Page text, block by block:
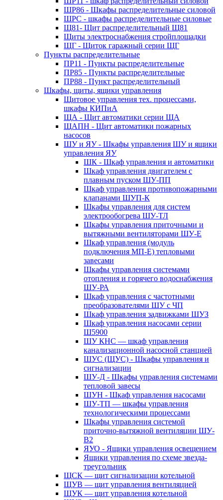
ШР86 - Шкафы распределительные силовой
ШРС - шкафы распределительные силовые
Щ81- Щит распределительный Щ81
Щиты электроснабжения стройплощадки
ЩГ - Щиток гаражный серии ЩГ
Пункты распределительные
ПР11 - Пункты распределительные
ПР85 - Пункты распределительные
ПР88 - Пункт распределительный
Шкафы, щиты, ящики управления
Щитовое управления тех. процессами,
шкафы КИПиА
ЩА - Щит автоматики серии ЩА
ЩАПН - Щит автоматики пожарных
насосов
ШУ и ЯУ - Шкафы управления ШУ и ящики
управления ЯУ
ШК - Шкаф управления и автоматики
Шкаф управления двигателем с
плавным пуском ШУ-ПП
Шкаф управления противопожарными
клапанами ШУП-К
Шкафы управления для систем
электрообогрева ШУ-ТЛ
Шкафы управления приточными и
вытяжными вентиляторами ШУ-Е
Шкаф управления (модуль
подключения МП-Е) тепловыми
завесами
Шкафы управления системами
отопления и горячего водоснабжения
ШУ-РА
Шкаф управления с частотными
преобразователями ШУ с ЧП
Шкаф управления задвижками ШУЗ
Шкаф управления насосами серии
Ш5900
ШУ КНС — шкаф управления
канализационной насосной станцией
ШУС (ЩУС) - Шкафы управления и
сигнализации
ШУ-Д - Шкафы управления системами
тепловой завесы
ШУН - Шкаф управления насосами
ШУ-ТП — шкафы управления
технологическими процессами
Шкафы управления системой
приточно-вытяжной вентиляции ШУ-
В2
ЯУО - Ящики управления освещением
Ящики управления по схеме звезда-
треугольник
ЩСК — щит сигнализации котельной
ЩУВ — щит управления вентиляцией
ЩУК — щит управления котельной